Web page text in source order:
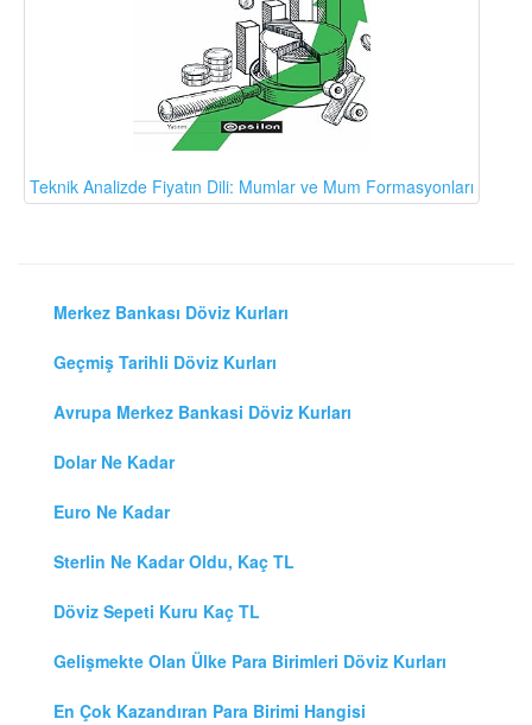
Teknik Analizde Fiyatın Dili: Mumlar ve Mum Formasyonları
Merkez Bankası Döviz Kurları
Geçmiş Tarihli Döviz Kurları
Avrupa Merkez Bankasi Döviz Kurları
Dolar Ne Kadar
Euro Ne Kadar
Sterlin Ne Kadar Oldu, Kaç TL
Döviz Sepeti Kuru Kaç TL
Gelişmekte Olan Ülke Para Birimleri Döviz Kurları
En Çok Kazandıran Para Birimi Hangisi